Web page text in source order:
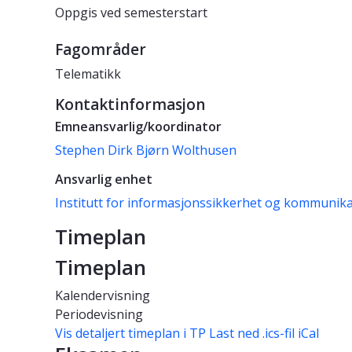
Oppgis ved semesterstart
Fagområder
Telematikk
Kontaktinformasjon
Emneansvarlig/koordinator
Stephen Dirk Bjørn Wolthusen
Ansvarlig enhet
Institutt for informasjonssikkerhet og
Timeplan
Timeplan
Kalendervisning
Periodevisning
Vis detaljert timeplan i TP Last ned .ics-fil iCal